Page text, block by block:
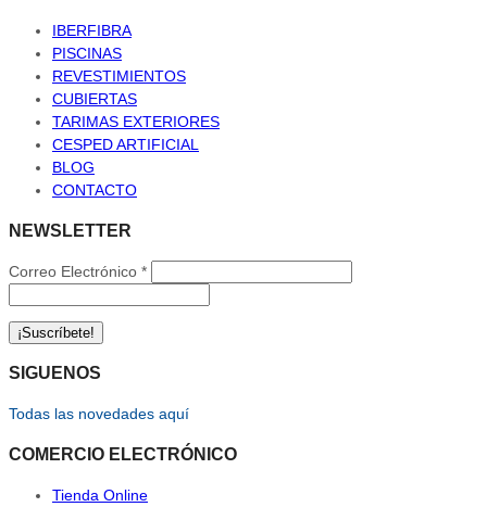
IBERFIBRA
PISCINAS
REVESTIMIENTOS
CUBIERTAS
TARIMAS EXTERIORES
CESPED ARTIFICIAL
BLOG
CONTACTO
NEWSLETTER
Correo Electrónico *
SIGUENOS
Todas las novedades aquí
COMERCIO ELECTRÓNICO
Tienda Online